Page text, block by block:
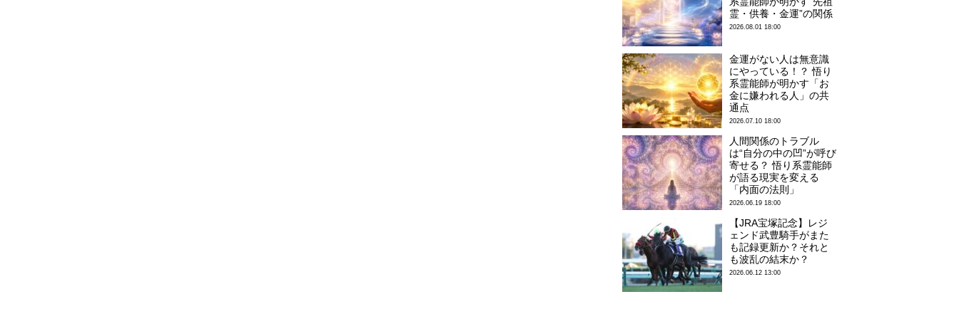
霊・供養・金運”の関係
2026.08.01 18:00
金運がない人は無意識
にやっている！？ 悟り
系霊能師が明かす「お
金に嫌われる人」の共
通点
2026.07.10 18:00
人間関係のトラブル
は“自分の中の凹”が呼び
寄せる？ 悟り系霊能師
が語る現実を変える
「内面の法則」
2026.06.19 18:00
【JRA宝塚記念】レジ
ェンド武豊騎手がまた
も記録更新か？それと
も波乱の結末か？
2026.06.12 13:00